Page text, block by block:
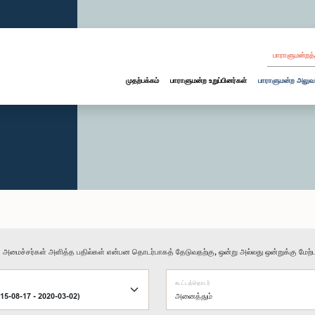
முதற்பக்கம் பாராளுமன்ற உறுப்பினர்கள் பாராளுமன்ற
அளித்த பதில்கள் என்பன தொடர்பாகத் தேடுவதற்கு, ஒன்று அல்லது ஒன்றுக்கு
கூட்டத்தொடர்